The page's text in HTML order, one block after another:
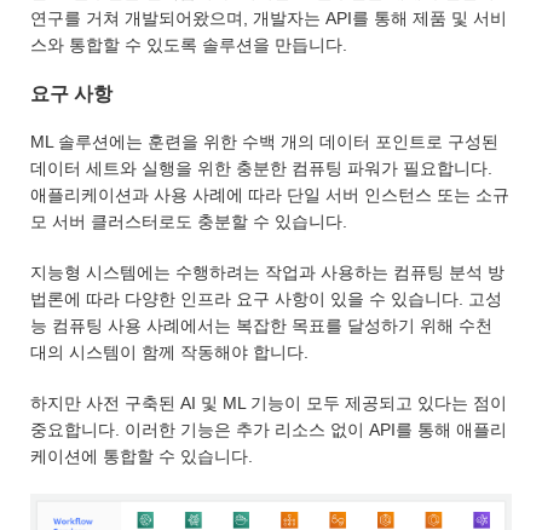
연구를 거쳐 개발되어왔으며, 개발자는 API를 통해 제품 및 서비
스와 통합할 수 있도록 솔루션을 만듭니다.
요구 사항
ML 솔루션에는 훈련을 위한 수백 개의 데이터 포인트로 구성된
데이터 세트와 실행을 위한 충분한 컴퓨팅 파워가 필요합니다.
애플리케이션과 사용 사례에 따라 단일 서버 인스턴스 또는 소규
모 서버 클러스터로도 충분할 수 있습니다.
지능형 시스템에는 수행하려는 작업과 사용하는 컴퓨팅 분석 방
법론에 따라 다양한 인프라 요구 사항이 있을 수 있습니다. 고성
능 컴퓨팅 사용 사례에서는 복잡한 목표를 달성하기 위해 수천
대의 시스템이 함께 작동해야 합니다.
하지만 사전 구축된 AI 및 ML 기능이 모두 제공되고 있다는 점이
중요합니다. 이러한 기능은 추가 리소스 없이 API를 통해 애플리
케이션에 통합할 수 있습니다.